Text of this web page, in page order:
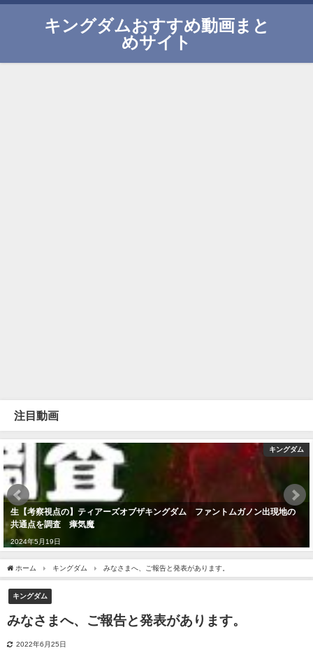
キングダムおすすめ動画まと
めサイト
注目動画
キングダム
生【考察視点の】ティアーズオブザキングダム ファントムガノン出現地の
共通点を調査 瘴気魔
2024年5月19日
ホーム キングダム みなさまへ、ご報告と発表があります。
キングダム
みなさまへ、ご報告と発表があります。
2022年6月25日